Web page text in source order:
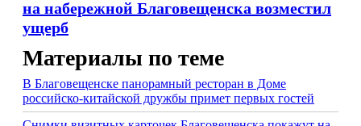
на набережной Благовещенска возместил
ущерб
Материалы по теме
В Благовещенске панорамный ресторан в Доме
российско-китайской дружбы примет первых гостей